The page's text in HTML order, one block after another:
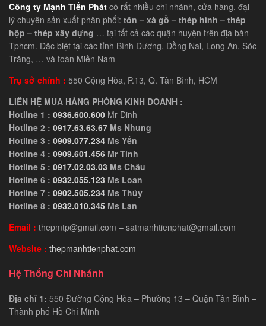
Công ty Mạnh Tiến Phát có rất nhiều chi nhánh, cửa hàng, đại
lý chuyên sản xuất phân phối: tôn – xà gồ – thép hình – thép
hộp – thép xây dựng … tại tất cả các quận huyện trên địa bàn
Tphcm. Đặc biệt tại các tỉnh Bình Dương, Đồng Nai, Long An, Sóc
Trăng, … và toàn Miền Nam
Trụ sở chính : 550 Cộng Hòa, P.13, Q. Tân Bình, HCM
LIÊN HỆ MUA HÀNG PHÒNG KINH DOANH :
Hotline 1 : 0936.600.600 Mr Dinh
Hotline 2 : 0917.63.63.67 Ms Nhung
Hotline 3 : 0909.077.234 Ms Yến
Hotline 4 : 0909.601.456 Mr Tính
Hotline 5 : 0917.02.03.03 Ms Châu
Hotline 6 : 0932.055.123 Ms Loan
Hotline 7 : 0902.505.234 Ms Thúy
Hotline 8 : 0932.010.345 Ms Lan
Email : thepmtp@gmail.com – satmanhtienphat@gmail.com
Website : thepmanhtienphat.com
Hệ Thống Chi Nhánh
Địa chỉ 1: 550 Đường Cộng Hòa – Phường 13 – Quận Tân Bình –
Thành phố Hồ Chí Minh